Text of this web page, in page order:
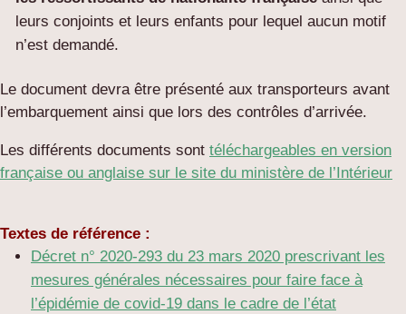
leurs conjoints et leurs enfants pour lequel aucun motif
n’est demandé.
Le document devra être présenté aux transporteurs avant
l’embarquement ainsi que lors des contrôles d’arrivée.
Les différents documents sont téléchargeables en version
française ou anglaise sur le site du ministère de l’Intérieur
Textes de référence :
Décret n° 2020-293 du 23 mars 2020 prescrivant les
mesures générales nécessaires pour faire face à
l’épidémie de covid-19 dans le cadre de l’état